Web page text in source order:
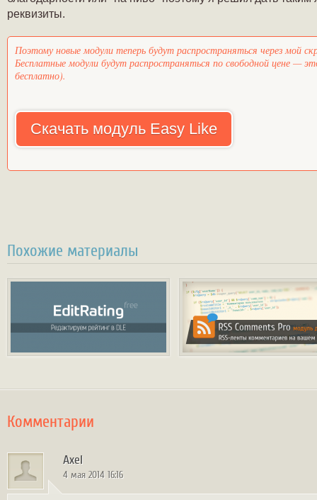
реквизиты.
Поэтому новые модули теперь будут распространяться через мой
Бесплатные модули будут распространяться по свободной цене —
бесплатно).
Скачать модуль Easy Like
Похожие материалы
Комментарии
Axel
4 мая 2014 16:16